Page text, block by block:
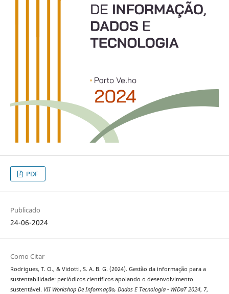
PDF
Publicado
24-06-2024
Como Citar
Rodrigues, T. O., & Vidotti, S. A. B. G. (2024). Gestão da informação para a
sustentabilidade: periódicos científicos apoiando o desenvolvimento
sustentável. VII Workshop De Informação, Dados E Tecnologia - WIDaT 2024, 7,